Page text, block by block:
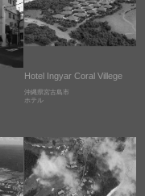
Hotel Ingyar Coral Villege
沖縄県宮古島市
ホテル